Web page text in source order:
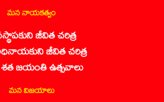
మన నాయకత్వం
జీవిత చరిత్ర
జీవిత చరిత్ర
శత జయంతి ఉత్సవాలు
మన విజయాలు